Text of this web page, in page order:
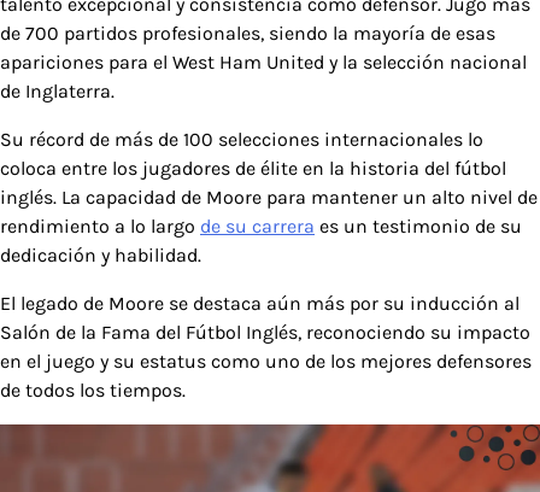
de 700 partidos profesionales, siendo la mayoría de esas
apariciones para el West Ham United y la selección nacional
de Inglaterra.
Su récord de más de 100 selecciones internacionales lo
coloca entre los jugadores de élite en la historia del fútbol
inglés. La capacidad de Moore para mantener un alto nivel de
rendimiento a lo largo de su carrera es un testimonio de su
dedicación y habilidad.
El legado de Moore se destaca aún más por su inducción al
Salón de la Fama del Fútbol Inglés, reconociendo su impacto
en el juego y su estatus como uno de los mejores defensores
de todos los tiempos.